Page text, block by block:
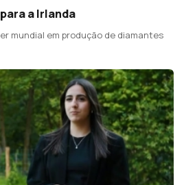
a Irlanda
mundial em produção de diamantes